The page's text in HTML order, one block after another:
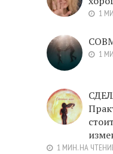
1
1
1 МИН. НА